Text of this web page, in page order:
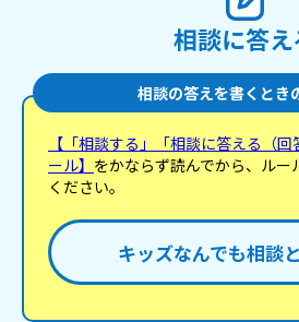
相談に答え
相談の答えを書くとき
【「相談する」「相談に答える（
ール】 をかならず読んでから、ルー
ください。
キッズなんでも相談